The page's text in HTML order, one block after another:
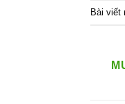
Bài viết